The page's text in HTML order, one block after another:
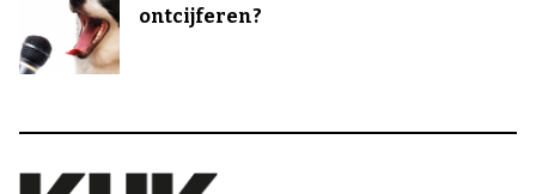
ontcijferen?